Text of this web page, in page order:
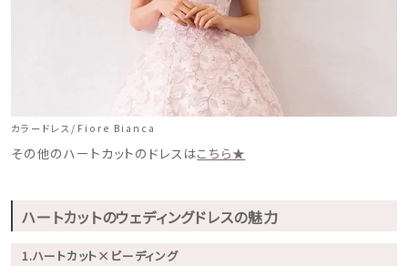
カラードレス/Fiore Bianca
その他のハートカットのドレスはこちら★
ハートカットのウェディングドレスの魅力
1.ハートカット×ビーディング